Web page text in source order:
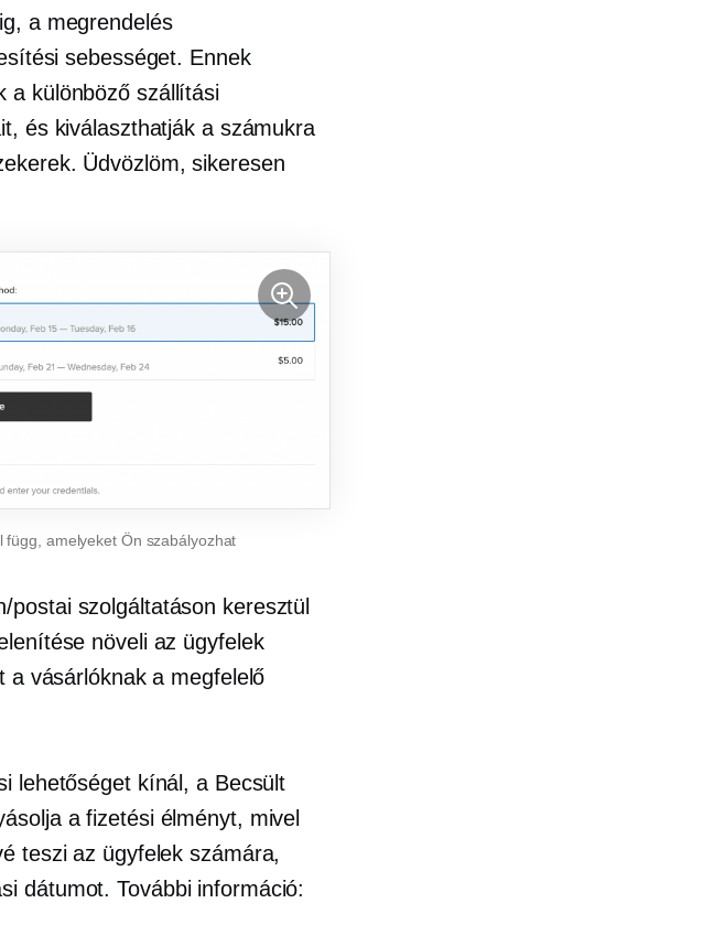
a megrendelés
sebességet. Ennek
a különböző szállítási
és kiválaszthatják a számukra
Üdvözlöm, sikeresen
amelyeket Ön szabályozhat
szolgáltatáson keresztül
növeli az ügyfelek
a vásárlóknak a megfelelő
lehetőséget kínál, a Becsült
a fizetési élményt, mivel
teszi az ügyfelek számára,
dátumot. További információ: